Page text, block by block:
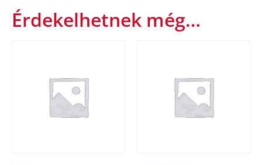
Érdekelhetnek még…